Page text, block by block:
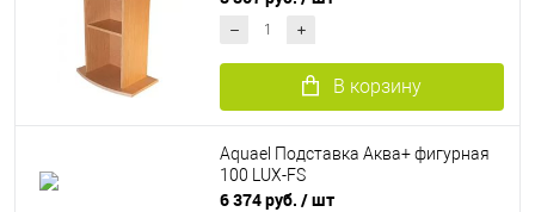
В корзину
Aquael Подставка Аква+ фигурная
100 LUX-FS
6 374 руб. / шт